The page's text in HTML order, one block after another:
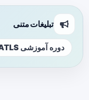
تبلیغات متنی
دوره آموزشی ATLS